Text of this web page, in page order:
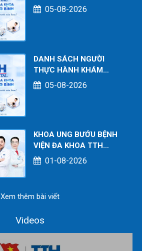
HÀNH KHÁM CHỮA BỆNH
TẠI CƠ SỞ TÍNH TỚI
05-08-2026
DANH SÁCH NGƯỜI
THỰC HÀNH KHÁM
CHỮA BỆNH TẠI CƠ SỞ
TÍNH TỚI THÁNG
05-08-2026
KHOA UNG BƯỚU BỆNH
VIỆN ĐA KHOA TTH
QUẢNG BÌNH CHÍNH
THỨC KHÁM CHỮA BỆNH
01-08-2026
Xem thêm bài viết
Videos